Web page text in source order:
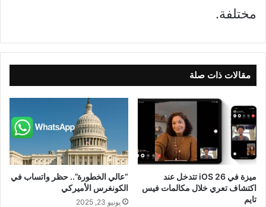
مختلفة.
مقالات ذات صلة
ميزة في iOS 26 تتدخل عند
اكتشاف تعري خلال مكالمات فيس
تايم
“عالي الخطورة”.. حظر واتساب في
الكونغرس الأميركي
يونيو 23, 2025